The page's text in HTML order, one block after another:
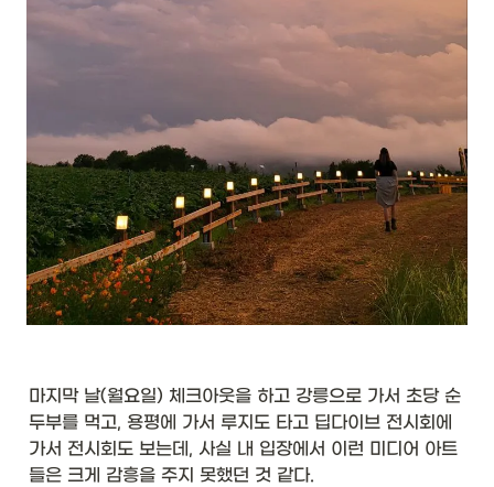
마지막 날(월요일) 체크아웃을 하고 강릉으로 가서 초당 순
두부를 먹고, 용평에 가서 루지도 타고 딥다이브 전시회에
가서 전시회도 보는데, 사실 내 입장에서 이런 미디어 아트
들은 크게 감흥을 주지 못했던 것 같다.